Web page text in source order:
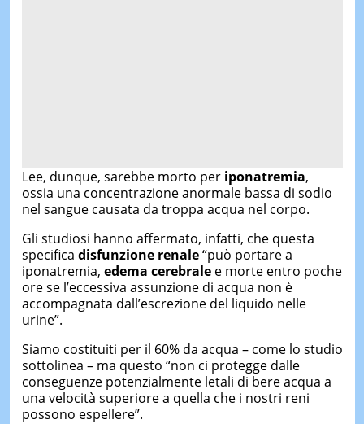
Lee, dunque, sarebbe morto per iponatremia,
ossia una concentrazione anormale bassa di sodio
nel sangue causata da troppa acqua nel corpo.
Gli studiosi hanno affermato, infatti, che questa
specifica disfunzione renale“può portare a
iponatremia, edema cerebralee morte entro poche
ore se l’eccessiva assunzione di acqua non è
accompagnata dall’escrezione del liquido nelle
urine”.
Siamo costituiti per il 60% da acqua – come lo studio
sottolinea – ma questo “non ci protegge dalle
conseguenze potenzialmente letali di bere acqua a
una velocità superiore a quella che i nostri reni
possono espellere”.